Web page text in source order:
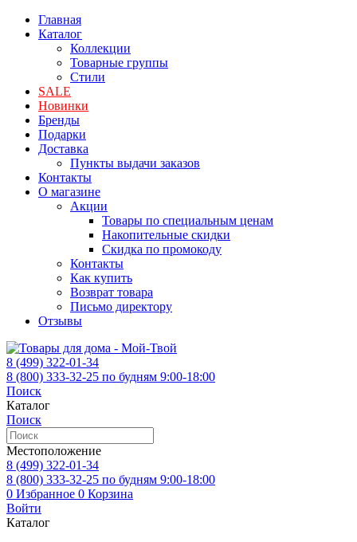
Главная
Каталог
Коллекции
Товарные группы
Стили
SALE
Новинки
Бренды
Подарки
Доставка
Пункты выдачи заказов
Контакты
О магазине
Акции
Товары по специальным ценам
Накопительные скидки
Скидка по промокоду
Контакты
Как купить
Возврат товара
Письмо директору
Отзывы
8 (499) 322-01-34
8 (800) 333-32-25 по будням 9:00-18:00
Поиск
Каталог
Поиск
Местоположение
8 (499) 322-01-34
8 (800) 333-32-25 по будням 9:00-18:00
0 Избранное 0 Корзина
Войти
Каталог